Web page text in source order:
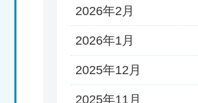
2026年2月
2026年1月
2025年12月
2025年11月